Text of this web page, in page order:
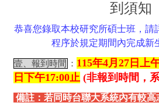
到須知
恭喜您錄取本校研究所碩士班，請
程序於規定期間內完成新
壹、報到時間 ： 115年4月27日上
日下午17:00止 (非報到時間，
備註：若同時台聯大系統內有較